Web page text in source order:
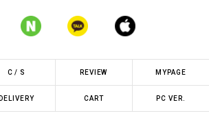
C / S REVIEW MYPAGE
DELIVERY CART PC VER.